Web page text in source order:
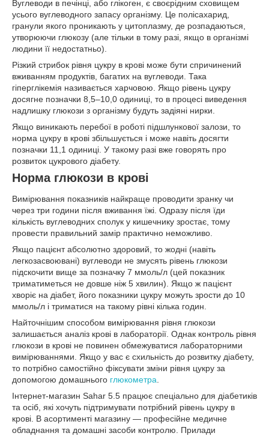
Вуглеводи в печінці, або глікоген, є своєрідним сховищем
усього вуглеводного запасу організму. Це полісахарид,
гранули якого проникають у цитоплазму, де розпадаються,
утворюючи глюкозу (але тільки в тому разі, якщо в організмі
людини її недостатньо).
Різкий стрибок рівня цукру в крові може бути спричинений
вживанням продуктів, багатих на вуглеводи. Така
гіперглікемія називається харчовою. Якщо рівень цукру
досягне позначки 8,5–10,0 одиниці, то в процесі виведення
надлишку глюкози з організму будуть задіяні нирки.
Якщо виникають перебої в роботі підшлункової залози, то
норма цукру в крові збільшується і може навіть досягти
позначки 11,1 одиниці. У такому разі вже говорять про
розвиток цукрового діабету.
Норма глюкози в крові
Вимірювання показників найкраще проводити зранку чи
через три години після вживання їжі. Одразу після їди
кількість вуглеводних сполук у кишечнику зростає, тому
провести правильний замір практично неможливо.
Якщо пацієнт абсолютно здоровий, то жодні (навіть
легкозасвоювані) вуглеводи не змусять рівень глюкози
підскочити вище за позначку 7 ммоль/л (цей показник
триматиметься не довше ніж 5 хвилин). Якщо ж пацієнт
хворіє на діабет, його показники цукру можуть зрости до 10
ммоль/л і триматися на такому рівні кілька годин.
Найточнішим способом вимірювання рівня глюкози
залишається аналіз крові в лабораторії. Однак контроль рівня
глюкози в крові не повинен обмежуватися лабораторними
вимірюваннями. Якщо у вас є схильність до розвитку діабету,
то потрібно самостійно фіксувати зміни рівня цукру за
допомогою домашнього глюкометра.
Інтернет-магазин Sahar 5.5 працює спеціально для діабетиків
та осіб, які хочуть підтримувати потрібний рівень цукру в
крові. В асортименті магазину — професійне медичне
обладнання та домашні засоби контролю. Прилади